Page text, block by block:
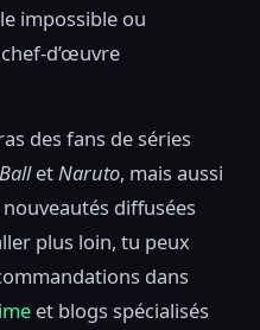
impossible ou
d’œuvre
des fans de séries
etNaruto, mais aussi
diffusées
plus loin, tu peux
dans
et blogs spécialisés